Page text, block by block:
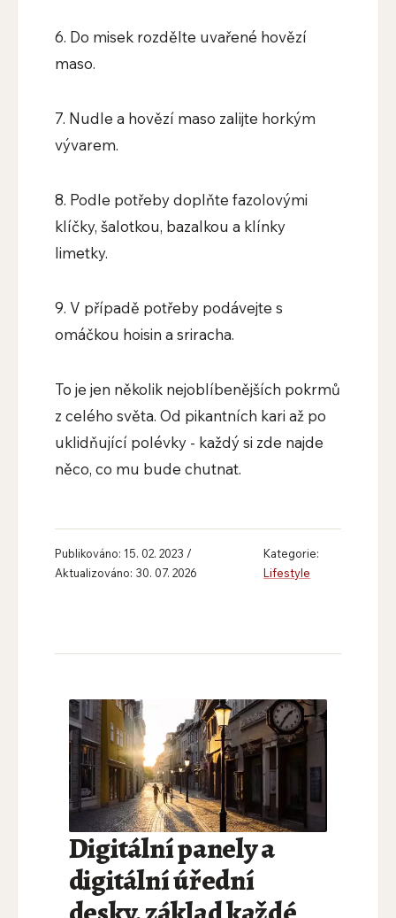
6. Do misek rozdělte uvařené hovězí
maso.
7. Nudle a hovězí maso zalijte horkým
vývarem.
8. Podle potřeby doplňte fazolovými
klíčky, šalotkou, bazalkou a klínky
limetky.
9. V případě potřeby podávejte s
omáčkou hoisin a sriracha.
To je jen několik nejoblíbenějších pokrmů
z celého světa. Od pikantních kari až po
uklidňující polévky - každý si zde najde
něco, co mu bude chutnat.
Publikováno: 15. 02. 2023 /
Aktualizováno: 30. 07. 2026
Kategorie:
Lifestyle
Digitální panely a
digitální úřední